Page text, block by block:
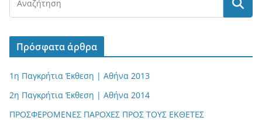
Πρόσφατα άρθρα
1η Παγκρήτια Έκθεση | Αθήνα 2013
2η Παγκρήτια Έκθεση | Αθήνα 2014
ΠΡΟΣΦΕΡΟΜΕΝΕΣ ΠΑΡΟΧΕΣ ΠΡΟΣ ΤΟΥΣ ΕΚΘΕΤΕΣ